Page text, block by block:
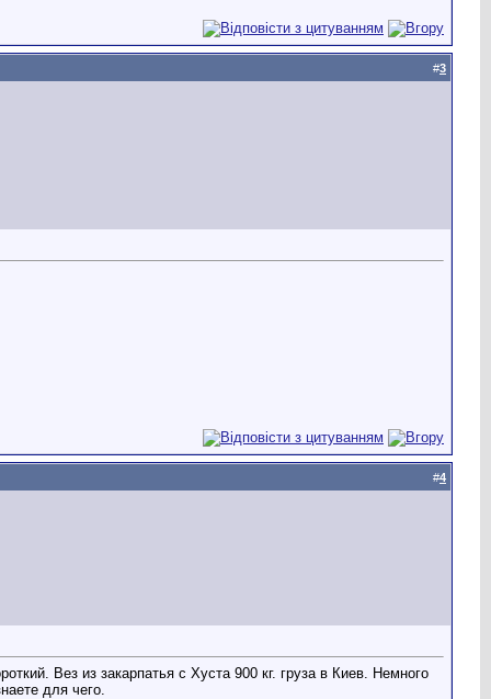
#3
#4
Вез из закарпатья с Хуста 900 кг. груза в Киев. Немного
для чего.